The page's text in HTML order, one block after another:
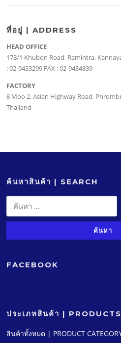
ที่อยู่ | ADDRESS
HEAD OFFICE
178/1 Khubon Road, Ramintra,
: 02-9433299 FAX : 02-9434839
FACTORY
8 Moo 2, Asian Highway Road,
Thailand
ค้นหาสินค้า | SEARCH
ค้นหา
FACEBOOK
ประเภทสินค้า | PRODUCTS
สินค้าทั้งหมด | PRODUCT